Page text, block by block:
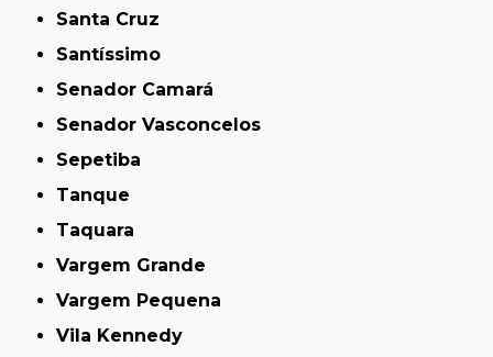
Santa Cruz
Santíssimo
Senador Camará
Senador Vasconcelos
Sepetiba
Tanque
Taquara
Vargem Grande
Vargem Pequena
Vila Kennedy